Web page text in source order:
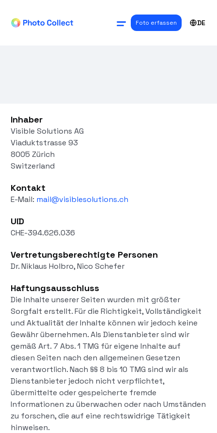
Foto erfassen DE
Inhaber
Visible Solutions AG
Viaduktstrasse 93
8005 Zürich
Switzerland
Kontakt
E-Mail: mail@visiblesolutions.ch
UID
CHE-394.626.036
Vertretungsberechtigte Personen
Dr. Niklaus Holbro, Nico Schefer
Haftungsausschluss
Die Inhalte unserer Seiten wurden mit größter
Sorgfalt erstellt. Für die Richtigkeit, Vollständigkeit
und Aktualität der Inhalte können wir jedoch keine
Gewähr übernehmen. Als Dienstanbieter sind wir
gemäß Art. 7 Abs. 1 TMG für eigene Inhalte auf
diesen Seiten nach den allgemeinen Gesetzen
verantwortlich. Nach §§ 8 bis 10 TMG sind wir als
Dienstanbieter jedoch nicht verpflichtet,
übermittelte oder gespeicherte fremde
Informationen zu überwachen oder nach Umständen
zu forschen, die auf eine rechtswidrige Tätigkeit
hinweisen.